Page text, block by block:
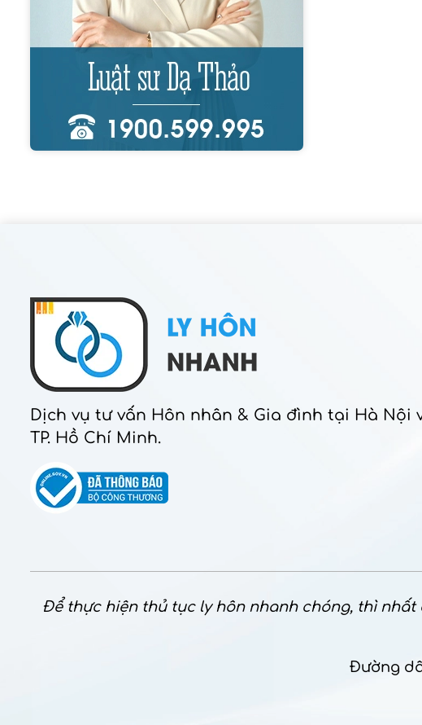
Dịch vụ tư vấn Hôn nhân & Gia đình tại Hà Nội
TP. Hồ Chí Minh.
Để thực hiện thủ tục ly hôn nhanh chóng, thì
Đường